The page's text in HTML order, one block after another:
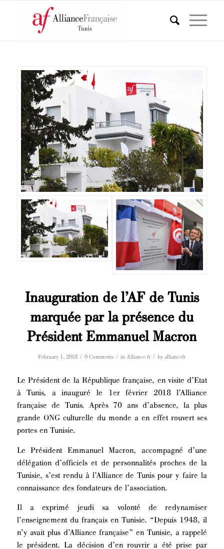
Inauguration de l’AF de Tunis
marquée par la présence du
Président Emmanuel Macron
February 1, 2018 / 0 Comments / inAlliance fr / byalliancefr
Le Président de la République française, en visite d’Etat
à Tunis, a inauguré le 1er février 2018 l’Alliance
française de Tunis. Après 70 ans d’absence, la plus
grande ONG culturelle du monde a en effet rouvert ses
portes en Tunisie.
Le Président Emmanuel Macron, accompagné d’une
délégation d’officiels et de personnalités proches de la
Tunisie, s’est rendu à l’Alliance de Tunis pour y faire la
connaissance des fondateurs de l’association.
Il a exprimé jeudi sa volonté de redynamiser
l’enseignement du français en Tunisie. “Depuis 1948, il
n’y avait plus d’Alliance française” en Tunisie, a rappelé
le président. La décision d’en rouvrir a été prise par